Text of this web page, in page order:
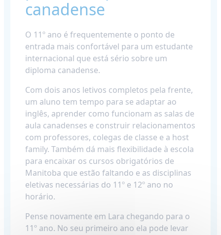
canadense
O 11º ano é frequentemente o ponto de
entrada mais confortável para um estudante
internacional que está sério sobre um
diploma canadense.
Com dois anos letivos completos pela frente,
um aluno tem tempo para se adaptar ao
inglês, aprender como funcionam as salas de
aula canadenses e construir relacionamentos
com professores, colegas de classe e a host
family. Também dá mais flexibilidade à escola
para encaixar os cursos obrigatórios de
Manitoba que estão faltando e as disciplinas
eletivas necessárias do 11º e 12º ano no
horário.
Pense novamente em Lara chegando para o
11º ano. No seu primeiro ano ela pode levar